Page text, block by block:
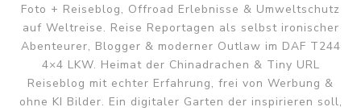
Foto + Reiseblog, Offroad Erlebnisse & Umweltschutz
auf Weltreise. Reise Reportagen als selbst ironischer
Abenteurer, Blogger & moderner Outlaw im DAF T244
4×4 LKW. Heimat der Chinadrachen & Tiny URL
Reiseblog mit echter Erfahrung, frei von Werbung &
ohne KI Bilder. Ein digitaler Garten der inspirieren soll,